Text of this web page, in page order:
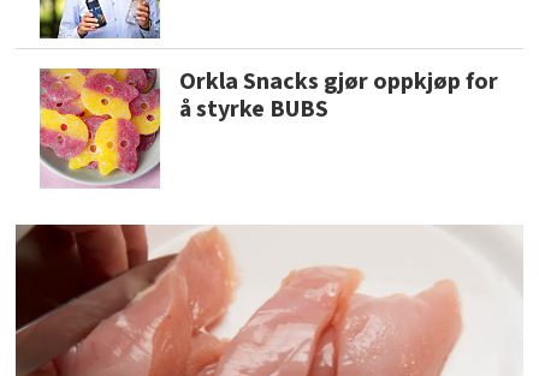
Orkla Snacks gjør oppkjøp for
å styrke BUBS